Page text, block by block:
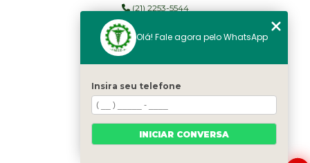
(21) 2253-5544
(21) 97905-3352
segmed@segmedrio.com.br
Home
Institucional
Serviços
Olá! Fale agora pelo WhatsApp
Insira seu telefone
INICIAR CONVERSA